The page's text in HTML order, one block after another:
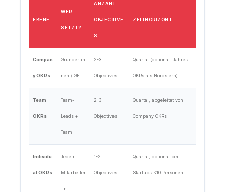
EBENE
WER
SETZT?
ANZAHL
OBJECTIVE
S
ZEITHORIZONT
Compan
y OKRs
Gründer:in
nen / GF
2-3
Objectives
Quartal (optional: Jahres-
OKRs als Nordstern)
Team
OKRs
Team-
Leads +
Team
2-3
Objectives
Quartal, abgeleitet von
Company OKRs
Individu
al OKRs
Jede:r
Mitarbeiter
:in
1-2
Objectives
Quartal, optional bei
Startups <10 Personen